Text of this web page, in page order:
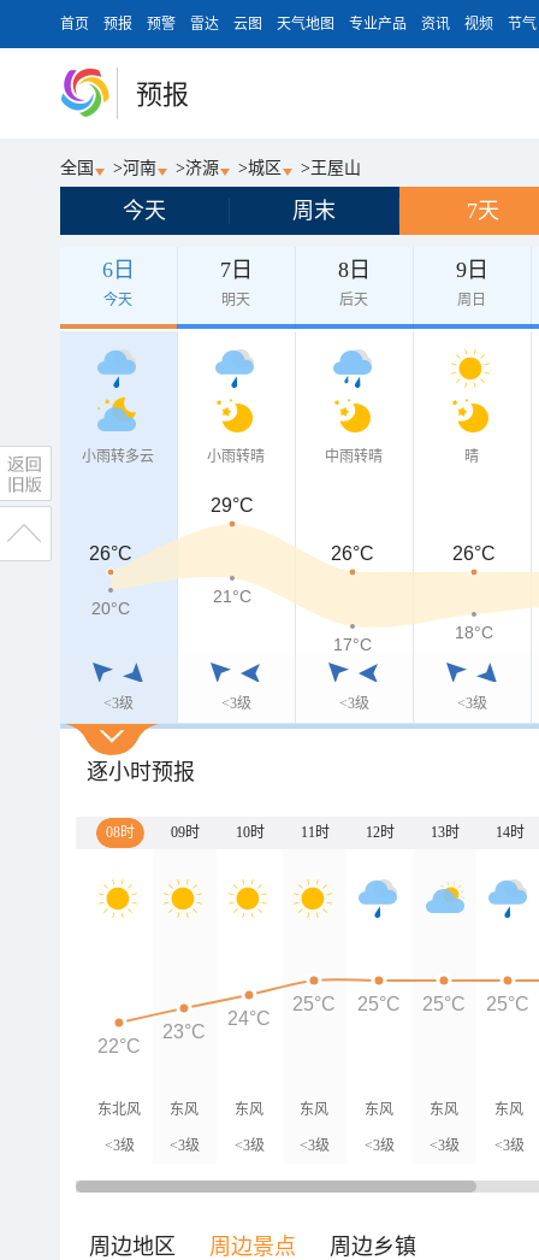
首页 预报 预警 雷达 云图 天气地图 专业产品 资讯 视频 节气
预报
全国 >河南 >济源 >城区 > 王屋山
今天 周末 7天
6日
今天
7日
明天
8日
后天
9日
周日
小雨转多云
<3级
小雨转晴
<3级
中雨转晴
<3级
晴
<3级
26°C
29°C
26°C 26°C
20°C
21°C
17°C
18°C
逐小时预报
08时 09时 10时 11时 12时 13时 14时
东北风
<3级
东风
<3级
东风
<3级
东风
<3级
东风
<3级
东风
<3级
东风
<3级
22°C
23°C
24°C
25°C 25°C 25°C 25°C
周边地区 周边景点 周边乡镇